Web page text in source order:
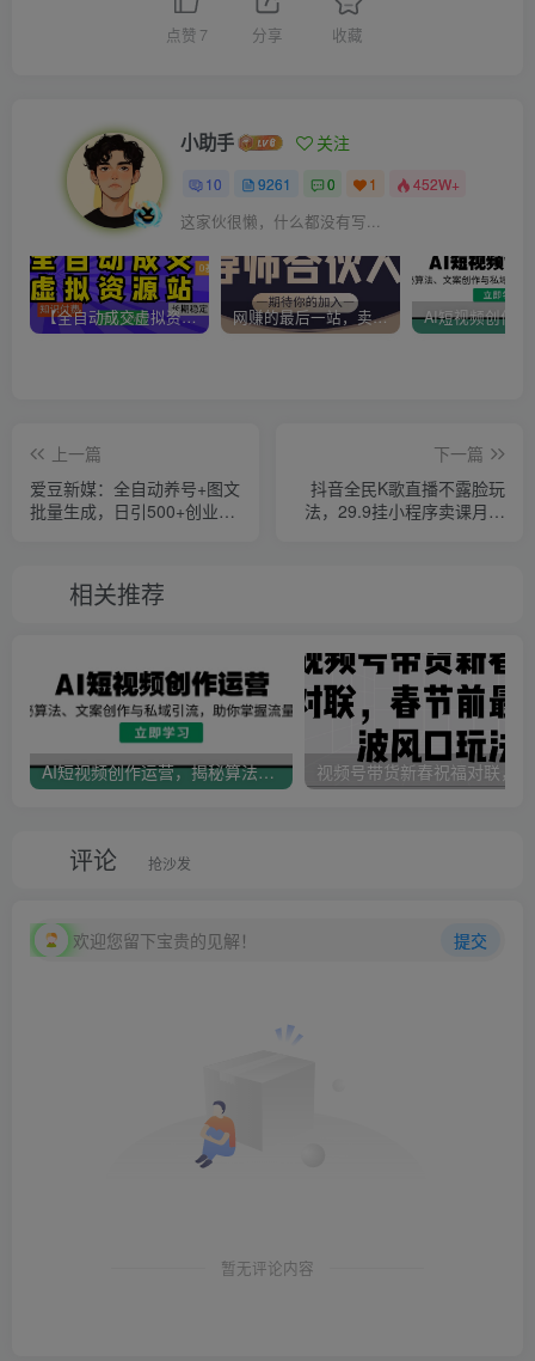
点赞 7 分享 收藏
小助手 关注
10 9261 0 1 452W+
这家伙很懒，什么都没有写...
【全自动成交虚拟资源站】站长唯一陪跑项目！月入10W+~长期稳定~ 网赚的最后一站，卖项目！做网赚顶级猎食者~
上一篇
爱豆新媒：全自动养号+图文
批量生成，日引500+创业粉
下一篇
抖音全民K歌直播不露脸玩
法，29.9挂小程序卖课月入
相关推荐
AI短视频创作运营，揭秘算法、文案创作与私域引流，助你掌握流量密码
评论 抢沙发
欢迎您留下宝贵的见解！ 提交
暂无评论内容